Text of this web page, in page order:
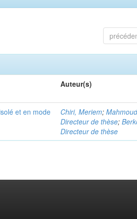
Auteur(s)
et en mode
Chiri, Meriem;
Directeur de thèse;
Directeur de thèse